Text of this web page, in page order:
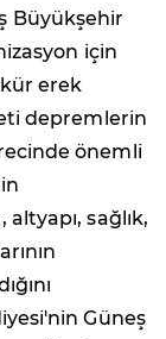
Büyükşehir
için
erek
depremlerin
önemli
sağlık,
Güneş